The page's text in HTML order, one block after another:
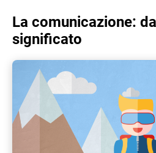
La comunicazione:
significato